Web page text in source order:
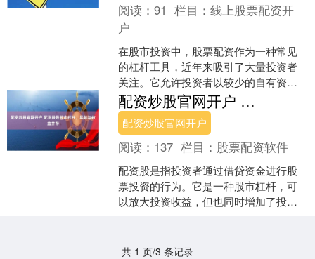
阅读：91 栏目：线上股票配资开
户
在股市投资中，股票配资作为一种常见
的杠杆工具，近年来吸引了大量投资者
关注。它允许投资者以较少的自有资金
撬动更高的股票投资额度，从而放大收
益。然而，高收益往往伴随....
配资炒股官网开户 配资股是股市杠杆，风险与收益并存
配资炒股官网开户
阅读： 137 栏目： 股票配资软件
配资股是指投资者通过借贷资金进行股
票投资的行为。它是一种股市杠杆，可
以放大投资收益，但也同时增加了投资
共 1 页/3 条记录